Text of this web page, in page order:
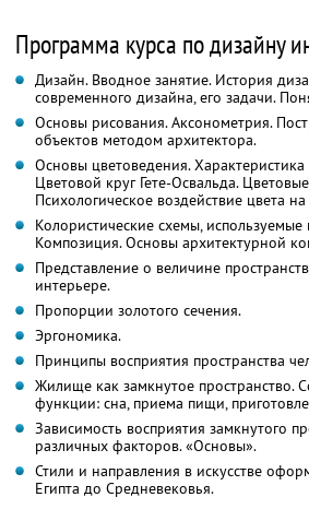
Программа курса по дизайну
Дизайн. Вводное занятие. История
современного дизайна, его задачи.
Основы рисования. Аксонометрия.
объектов методом архитектора.
Основы цветоведения. Характеристика
Цветовой круг Гете-Освальда.
Психологическое воздействие цвета
Колористические схемы,
Композиция. Основы архитектурной
Представление о величине
интерьере.
Пропорции золотого сечения.
Эргономика.
Принципы восприятия пространства
Жилище как замкнутое пространство.
функции: сна, приема пищи,
Зависимость восприятия замкнутого
различных факторов. «Основы».
Стили и направления в искусстве
Египта до Средневековья.